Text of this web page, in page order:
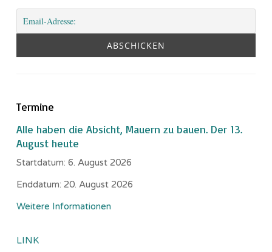
Termine
Alle haben die Absicht, Mauern zu bauen. Der 13.
August heute
Startdatum: 6. August 2026
Enddatum: 20. August 2026
Weitere Informationen
LINK